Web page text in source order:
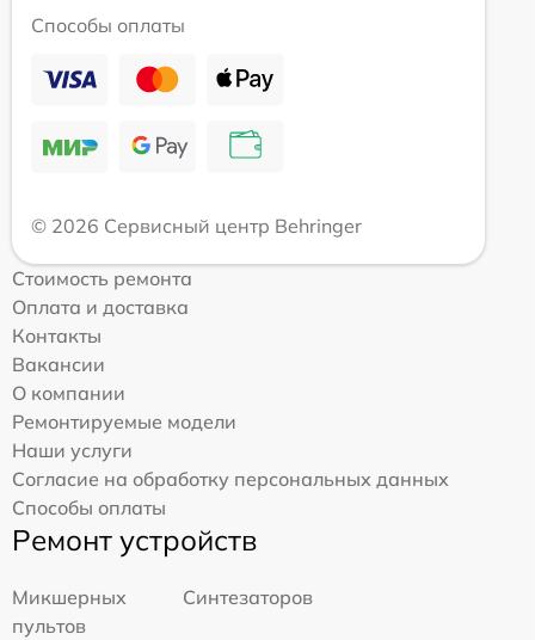
Способы оплаты
© 2026 Сервисный центр Behringer
Стоимость ремонта
Оплата и доставка
Контакты
Вакансии
О компании
Ремонтируемые модели
Наши услуги
Согласие на обработку персональных данных
Способы оплаты
Ремонт устройств
Микшерных
пультов
Синтезаторов